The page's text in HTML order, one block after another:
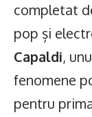
completat
pop și
Capaldi,
fenomene
pentru